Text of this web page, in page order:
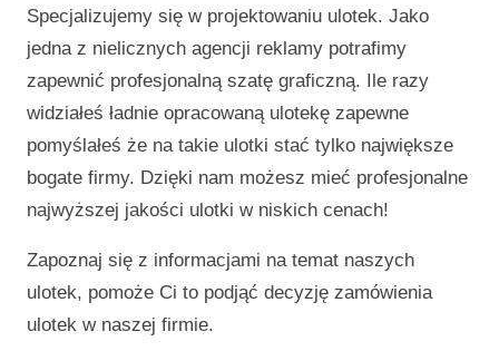
Specjalizujemy się w projektowaniu ulotek. Jako
jedna z nielicznych agencji reklamy potrafimy
zapewnić profesjonalną szatę graficzną. Ile razy
widziałeś ładnie opracowaną ulotekę zapewne
pomyślałeś że na takie ulotki stać tylko największe
bogate firmy. Dzięki nam możesz mieć profesjonalne
najwyższej jakości ulotki w niskich cenach!
Zapoznaj się z informacjami na temat naszych
ulotek, pomoże Ci to podjąć decyzję zamówienia
ulotek w naszej firmie.